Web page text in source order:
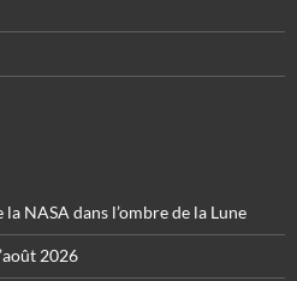
NASA dans l’ombre de la Lune
2026